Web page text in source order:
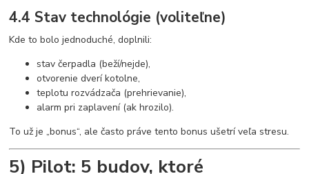
4.4 Stav technológie (voliteľne)
Kde to bolo jednoduché, doplnili:
stav čerpadla (beží/nejde),
otvorenie dverí kotolne,
teplotu rozvádzača (prehrievanie),
alarm pri zaplavení (ak hrozilo).
To už je „bonus“, ale často práve tento bonus ušetrí veľa stresu.
5) Pilot: 5 budov, ktoré